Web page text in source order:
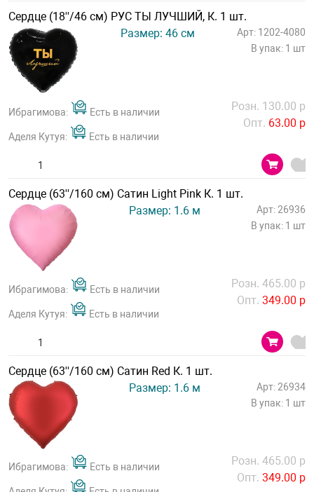
Сердце (18''/46 см) РУС ТЫ ЛУЧШИЙ, К. 1 шт.
Размер: 46 см
Арт: 1202-4080
В упак: 1 шт
Ибрагимова: Есть в наличии
Аделя Кутуя: Есть в наличии
Розн. 130.00 р
Опт. 63.00 р
Сердце (63''/160 см) Сатин Light Pink К. 1 шт.
Размер: 1.6 м
Арт: 26936
В упак: 1 шт
Ибрагимова: Есть в наличии
Аделя Кутуя: Есть в наличии
Розн. 465.00 р
Опт. 349.00 р
Сердце (63''/160 см) Сатин Red К. 1 шт.
Размер: 1.6 м
Арт: 26934
В упак: 1 шт
Ибрагимова: Есть в наличии
Розн. 465.00 р
Опт. 349.00 р